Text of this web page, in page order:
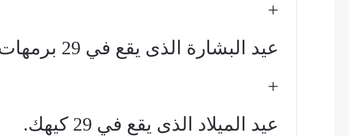
+
عيد البشارة الذى يقع في 29 برمهات.
+
عيد الميلاد الذى يقع في 29 كيهك.